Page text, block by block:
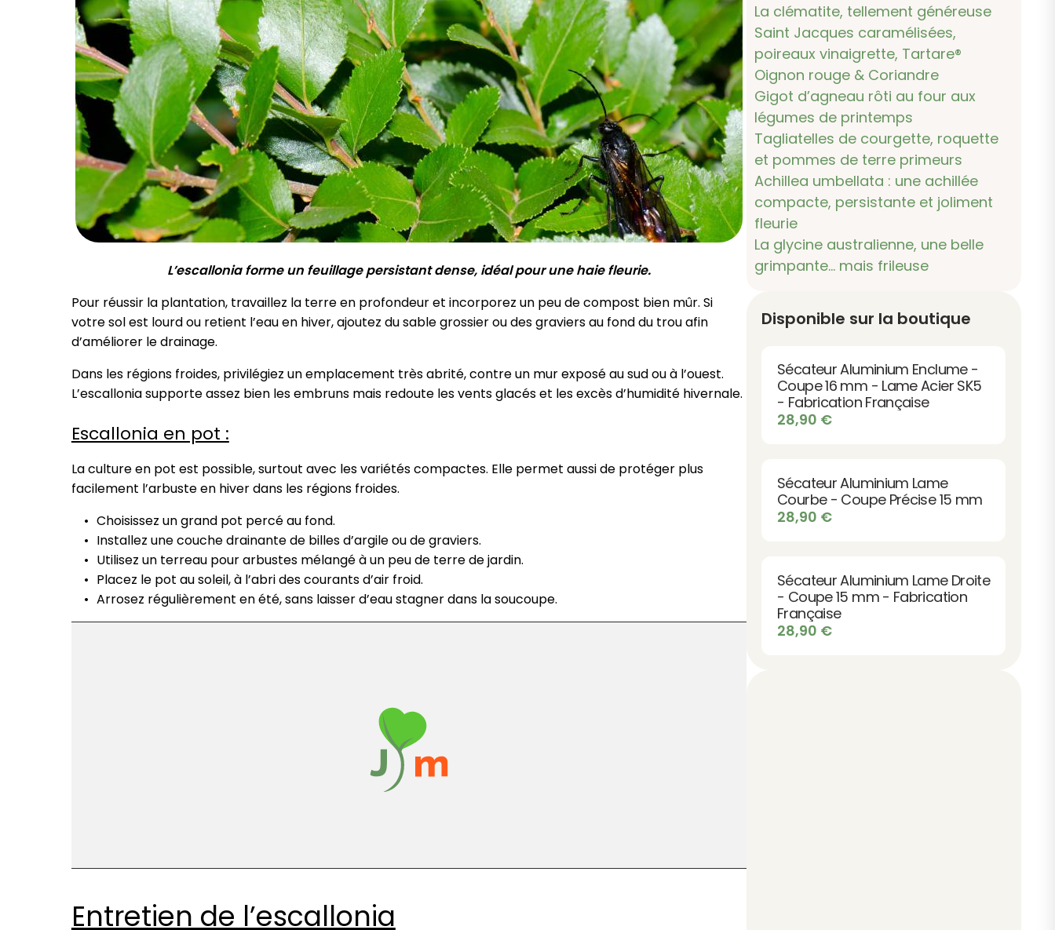
L’escallonia forme un feuillage persistant dense, idéal pour une haie fleurie.
Pour réussir la plantation, travaillez la terre en profondeur et incorporez un peu de compost bien mûr. Si
votre sol est lourd ou retient l’eau en hiver, ajoutez du sable grossier ou des graviers au fond du trou afin
d’améliorer le drainage.
Dans les régions froides, privilégiez un emplacement très abrité, contre un mur exposé au sud ou à l’ouest.
L’escallonia supporte assez bien les embruns mais redoute les vents glacés et les excès d’humidité hivernale.
Escallonia en pot :
La culture en pot est possible, surtout avec les variétés compactes. Elle permet aussi de protéger plus
facilement l’arbuste en hiver dans les régions froides.
Choisissez un grand pot percé au fond.
Installez une couche drainante de billes d’argile ou de graviers.
Utilisez un terreau pour arbustes mélangé à un peu de terre de jardin.
Placez le pot au soleil, à l’abri des courants d’air froid.
Arrosez régulièrement en été, sans laisser d’eau stagner dans la soucoupe.
Entretien de l’escallonia
La clématite, tellement généreuse
Saint Jacques caramélisées,
poireaux vinaigrette, Tartare®
Oignon rouge & Coriandre
Gigot d’agneau rôti au four aux
légumes de printemps
Tagliatelles de courgette, roquette
et pommes de terre primeurs
Achillea umbellata : une achillée
compacte, persistante et joliment
fleurie
La glycine australienne, une belle
grimpante… mais frileuse
Disponible sur la boutique
Sécateur Aluminium Enclume -
Coupe 16 mm - Lame Acier SK5
- Fabrication Française
28,90 €
Sécateur Aluminium Lame
Courbe - Coupe Précise 15 mm
28,90 €
Sécateur Aluminium Lame Droite
- Coupe 15 mm - Fabrication
Française
28,90 €